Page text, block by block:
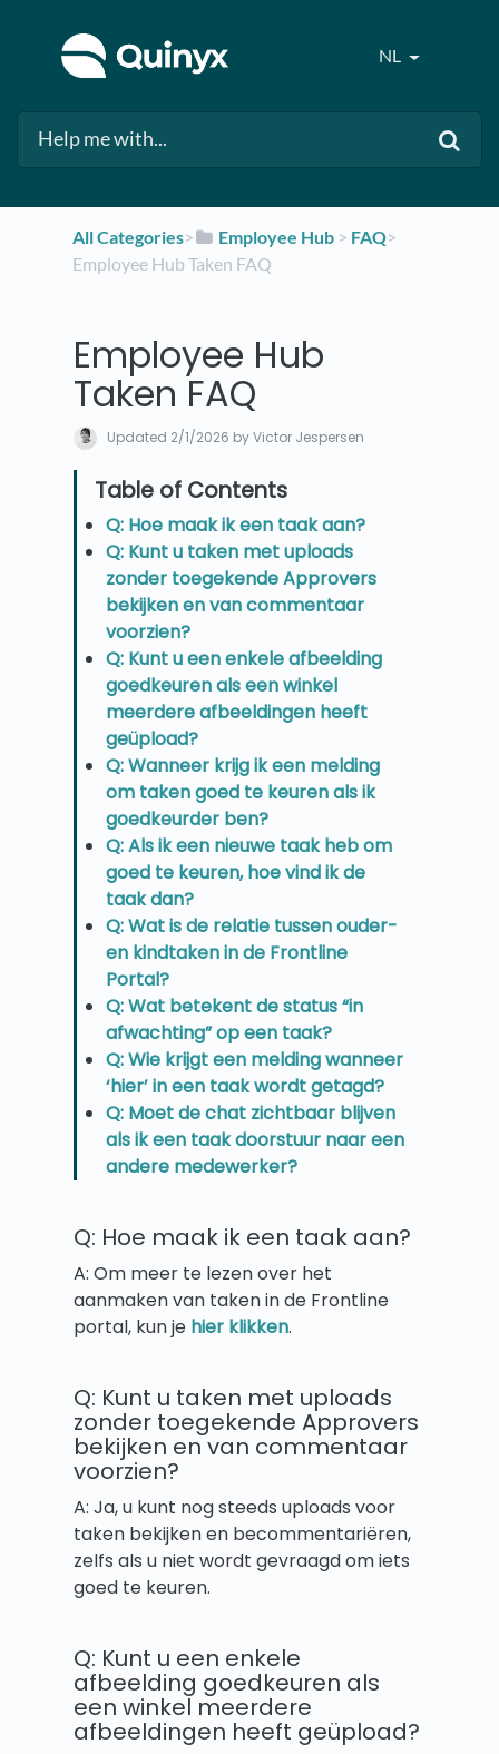
NL
All Categories​>​ ​Employee Hub ​ > ​ ​FAQ​>​
Employee Hub Taken FAQ
Employee Hub
Taken FAQ
Updated 2/1/2026 by Victor Jespersen
Q: Hoe maak ik een taak aan?
Q: Kunt u taken met uploads
zonder toegekende Approvers
bekijken en van commentaar
voorzien?
Q: Kunt u een enkele afbeelding
goedkeuren als een winkel
meerdere afbeeldingen heeft
geüpload?
Q: Wanneer krijg ik een melding
om taken goed te keuren als ik
goedkeurder ben?
Q: Als ik een nieuwe taak heb om
goed te keuren, hoe vind ik de
taak dan?
Q: Wat is de relatie tussen ouder-
en kindtaken in de Frontline
Portal?
Q: Wat betekent de status “in
afwachting” op een taak?
Q: Wie krijgt een melding wanneer
‘hier’ in een taak wordt getagd?
Q: Moet de chat zichtbaar blijven
als ik een taak doorstuur naar een
andere medewerker?
Q: Hoe maak ik een taak aan?
A: Om meer te lezen over het
aanmaken van taken in de Frontline
portal, kun je hier klikken.
Q: Kunt u taken met uploads
zonder toegekende Approvers
bekijken en van commentaar
voorzien?
A: Ja, u kunt nog steeds uploads voor
taken bekijken en becommentariëren,
zelfs als u niet wordt gevraagd om iets
goed te keuren.
Q: Kunt u een enkele
afbeelding goedkeuren als
een winkel meerdere
afbeeldingen heeft geüpload?